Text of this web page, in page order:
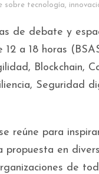
tecnología,
de debate y
a 18 horas
Blockchain,
Seguridad
reúne para
propuesta en
de